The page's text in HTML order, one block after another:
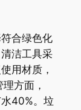
合绿色化
洁工具采
用材质，
方面，
40%。垃